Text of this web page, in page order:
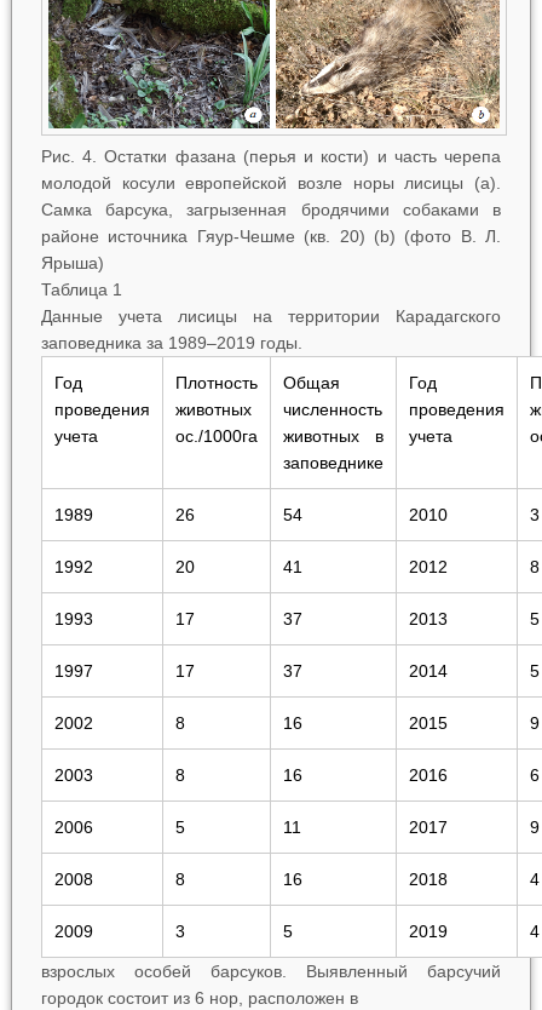
Рис. 4. Остатки фазана (перья и кости) и часть черепа
молодой косули европейской возле норы лисицы (a).
Самка барсука, загрызенная бродячими собаками в
районе источника Гяур-Чешме (кв. 20) (b) (фото В. Л.
Ярыша)
Таблица 1
Данные учета лисицы на территории Карадагского
заповедника за 1989–2019 годы.
Год
проведения
учета
Плотность
животных
ос./1000га
Общая
численность
животных в
заповеднике
Год
проведения
учета
1989 26 54 2010 3
1992 20 41 2012 8
1993 17 37 2013 5
1997 17 37 2014 5
2002 8 16 2015 9
2003 8 16 2016 6
2006 5 11 2017 9
2008 8 16 2018 4
2009 3 5 2019 4
взрослых особей барсуков. Выявленный барсучий
городок состоит из 6 нор, расположен в